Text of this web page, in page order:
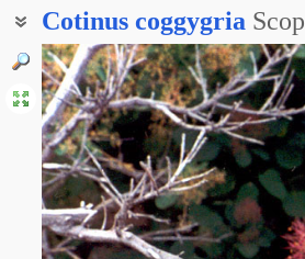
Cotinus coggygria
Скумпия обыкновенная
Сумах-скумпия